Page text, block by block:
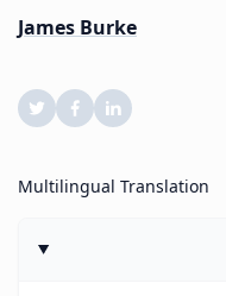
James Burke
Multilingual Translation